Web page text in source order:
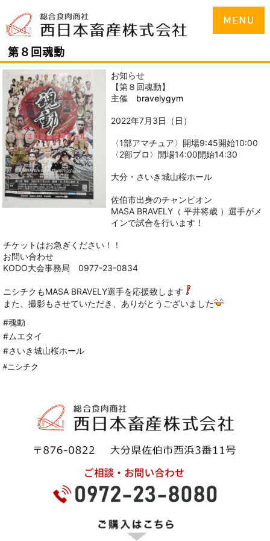
第８回魂動
お知らせ
【第８ 回魂動】
主催 bravelygym
2022年7月 3日 （ 日 ）
〈1部アマチュア〉開場9:45開始10:00
〈2部プロ 〉開場14:00開始14:30
大分・さいき城山桜ホール
佐伯市出身のチャンピオン
MASA BRAVELY（平井将歳 ）選手がメ
インで試合を行います ！
チケットはお急ぎください ！！
お問い合わせ
KODO大会事務局 0977-23-0834
ニシチクもMASA BRAVELY選手を応援致します
また
撮影もさせていただき ありがとうございました
#魂動
#ムエタイ
#さいき城山桜ホール
#ニシチク